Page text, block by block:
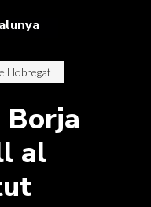
Llobregat
Borja
al